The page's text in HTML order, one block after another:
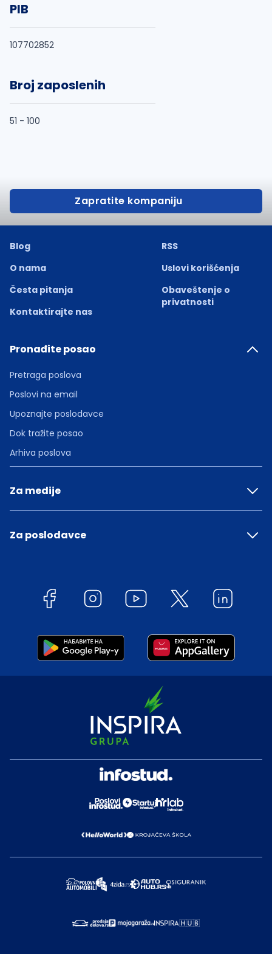
PIB
107702852
Broj zaposlenih
51 - 100
Zapratite kompaniju
Blog
O nama
Česta pitanja
Kontaktirajte nas
RSS
Uslovi korišćenja
Obaveštenje o
privatnosti
Pronađite posao
Pretraga poslova
Poslovi na email
Upoznajte poslodavce
Dok tražite posao
Arhiva poslova
Za medije
Za poslodavce